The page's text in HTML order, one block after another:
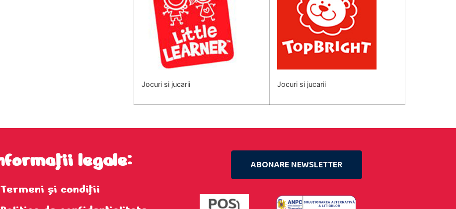
Jocuri si jucarii Jocuri si jucarii
legale:
Termeni şi condiţii
ABONARE NEWSLETTER